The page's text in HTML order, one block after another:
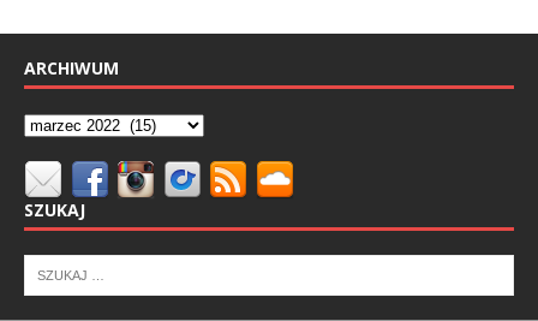
ARCHIWUM
SZUKAJ